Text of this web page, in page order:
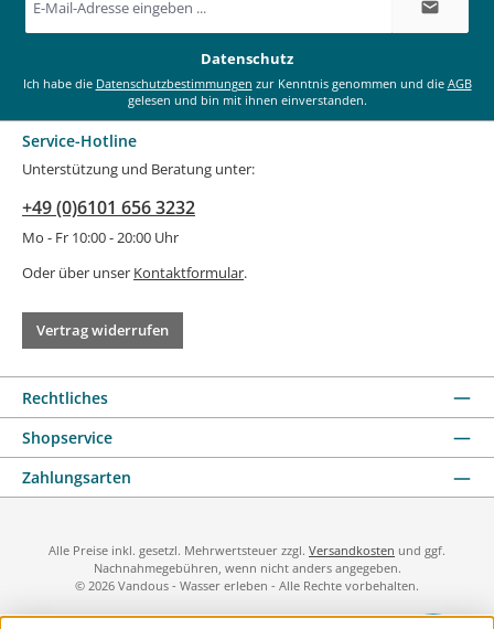
Mail-
Adresse
Datenschutz
Ich habe die Datenschutzbestimmungen zur Kenntnis genommen und die AGB
gelesen und bin mit ihnen einverstanden.
Service-Hotline
Unterstützung und Beratung unter:
+49 (0)6101 656 3232
Mo - Fr 10:00 - 20:00 Uhr
Oder über unser Kontaktformular.
Vertrag widerrufen
Rechtliches
Shopservice
Zahlungsarten
Alle Preise inkl. gesetzl. Mehrwertsteuer zzgl. Versandkosten und ggf.
Nachnahmegebühren, wenn nicht anders angegeben.
© 2026 Vandous - Wasser erleben - Alle Rechte vorbehalten.